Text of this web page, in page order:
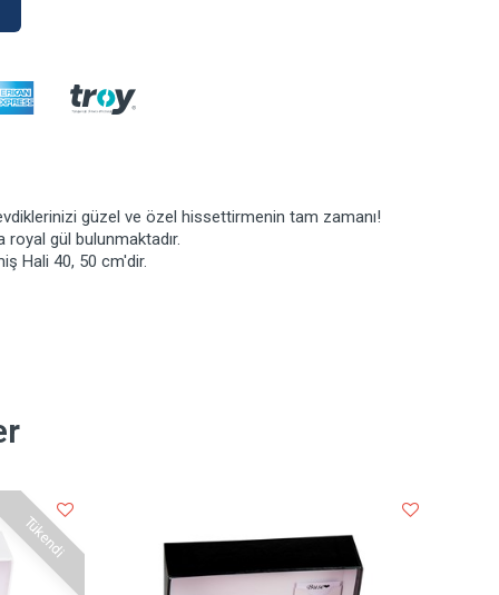
güzel ve özel hissettirmenin tam zamanı!
royal gül bulunmaktadır.
Hali 40, 50 cm'dir.
Tükendi